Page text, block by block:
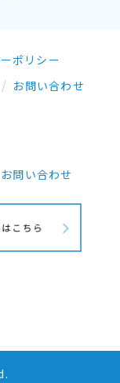
ポリシー
お問い合わせ
お問い合わせ